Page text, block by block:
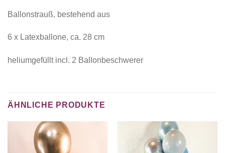
Ballonstrauß, bestehend aus
6 x Latexballone, ca. 28 cm
heliumgefüllt incl. 2 Ballonbeschwerer
ÄHNLICHE PRODUKTE